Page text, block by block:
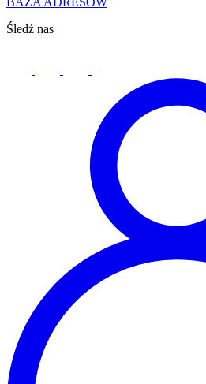
Śledź nas